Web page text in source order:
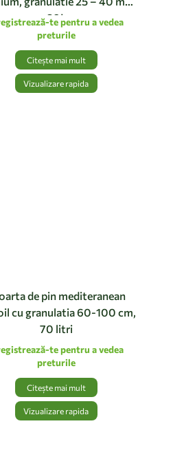
60L
te pentru a vedea
preturile
Citește mai mult
Vizualizare rapida
de pin mediteranean
cu granulatia 60-100 cm,
70 litri
te pentru a vedea
preturile
Citește mai mult
Vizualizare rapida